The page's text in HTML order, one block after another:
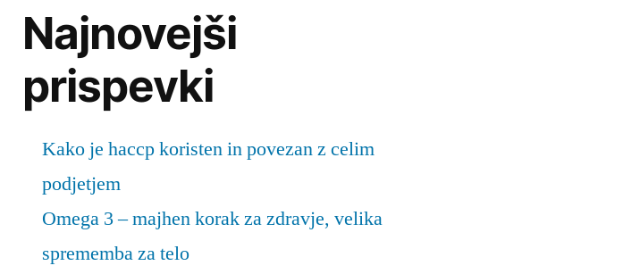
Najnovejši
prispevki
Kako je haccp koristen in povezan z celim
podjetjem
Omega 3 – majhen korak za zdravje, velika
sprememba za telo